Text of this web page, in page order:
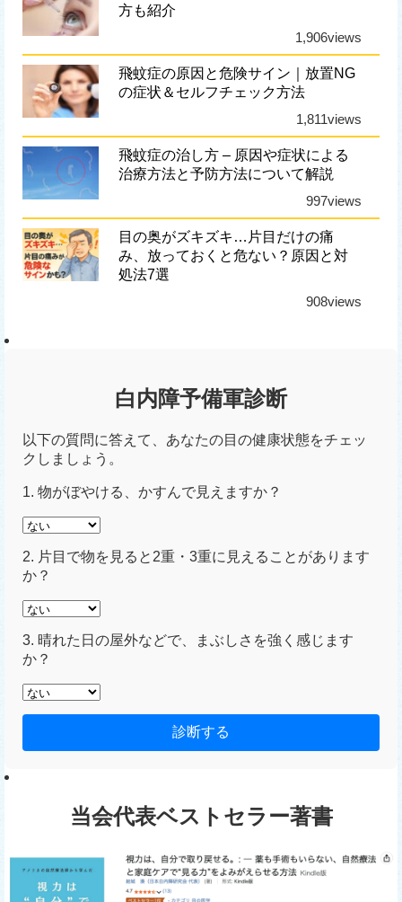
方も紹介
1,906views
飛蚊症の原因と危険サイン｜放置NG
の症状＆セルフチェック方法
1,811views
飛蚊症の治し方 – 原因や症状による
治療方法と予防方法について解説
997views
目の奥がズキズキ…片目だけの痛
み、放っておくと危ない？原因と対
処法7選
908views
白内障予備軍診断
以下の質問に答えて、あなたの目の健康状態をチェッ
クしましょう。
1. 物がぼやける、かすんで見えますか？
2. 片目で物を見ると2重・3重に見えることがあります
か？
3. 晴れた日の屋外などで、まぶしさを強く感じます
か？
診断する
当会代表ベストセラー著書